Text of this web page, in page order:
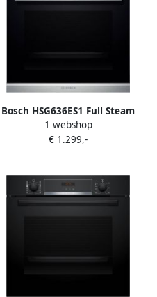
Bosch HSG636ES1 Full Steam
oven 60 cm A+ inox
1 webshop
€ 1.299,-